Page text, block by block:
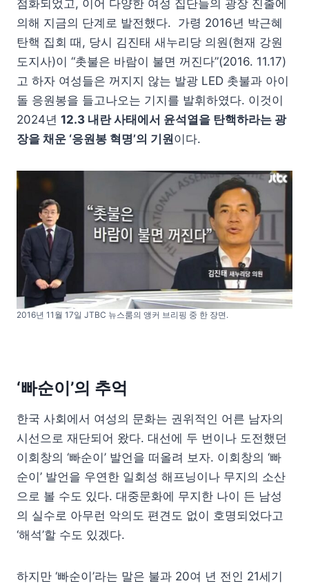
점화되었고, 이어 다양한 여성 집단들의 광장 진출에
의해 지금의 단계로 발전했다. 가령 2016년 박근혜
탄핵 집회 때, 당시 김진태 새누리당 의원(현재 강원
도지사)이 “촛불은 바람이 불면 꺼진다”(2016. 11.17)
고 하자 여성들은 꺼지지 않는 발광 LED 촛불과 아이
돌 응원봉을 들고나오는 기지를 발휘하였다. 이것이
2024년 12.3 내란 사태에서 윤석열을 탄핵하라는 광
장을 채운 ‘응원봉 혁명’의 기원이다.
2016년 11월 17일 JTBC 뉴스룸의 앵커 브리핑 중 한 장면.
‘빠순이’의 추억
한국 사회에서 여성의 문화는 권위적인 어른 남자의
시선으로 재단되어 왔다. 대선에 두 번이나 도전했던
이회창의 ‘빠순이’ 발언을 떠올려 보자. 이회창의 ‘빠
순이’ 발언을 우연한 일회성 해프닝이나 무지의 소산
으로 볼 수도 있다. 대중문화에 무지한 나이 든 남성
의 실수로 아무런 악의도 편견도 없이 호명되었다고
‘해석’할 수도 있겠다.
하지만 ‘빠순이’라는 말은 불과 20여 년 전인 21세기